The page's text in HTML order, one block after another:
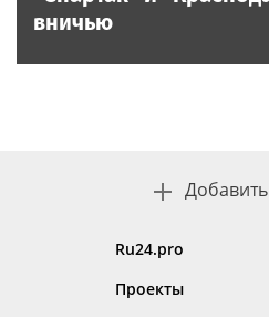
вничью
Ru24.pro
Проекты